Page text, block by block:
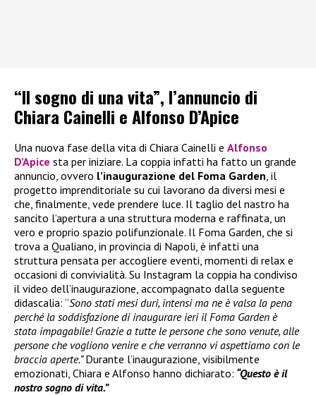
“Il sogno di una vita”, l’annuncio di
Chiara Cainelli e Alfonso D’Apice
Una nuova fase della vita di Chiara Cainelli e Alfonso
D’Apice sta per iniziare. La coppia infatti ha fatto un grande
annuncio, ovvero l’inaugurazione del Foma Garden , il
progetto imprenditoriale su cui lavorano da diversi mesi e
che, finalmente, vede prendere luce. Il taglio del nastro ha
sancito l’apertura a una struttura moderna e raffinata, un
vero e proprio spazio polifunzionale. Il Foma Garden, che si
trova a Qualiano, in provincia di Napoli, è infatti una
struttura pensata per accogliere eventi, momenti di relax e
occasioni di convivialità. Su Instagram la coppia ha condiviso
il video dell’inaugurazione, accompagnato dalla seguente
didascalia: “Sono stati mesi duri, intensi ma ne è valsa la pena
perché la soddisfazione di inaugurare ieri il Foma Garden è
stata impagabile! Grazie a tutte le persone che sono venute, alle
persone che vogliono venire e che verranno vi aspettiamo con le
braccia aperte.”Durante l’inaugurazione, visibilmente
emozionati, Chiara e Alfonso hanno dichiarato: “Questo è il
nostro sogno di vita.”